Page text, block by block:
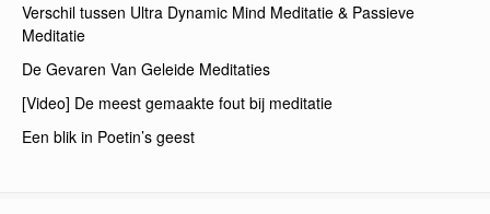
Verschil tussen Ultra Dynamic Mind Meditatie & Passieve
Meditatie
De Gevaren Van Geleide Meditaties
[Video] De meest gemaakte fout bij meditatie
Een blik in Poetin’s geest